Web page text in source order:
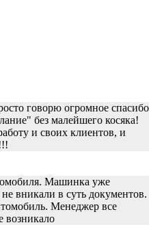
говорю огромное спасибо
без малейшего косяка!
и своих клиентов, и
Машинка уже
вникали в суть документов.
Менеджер все
возникало